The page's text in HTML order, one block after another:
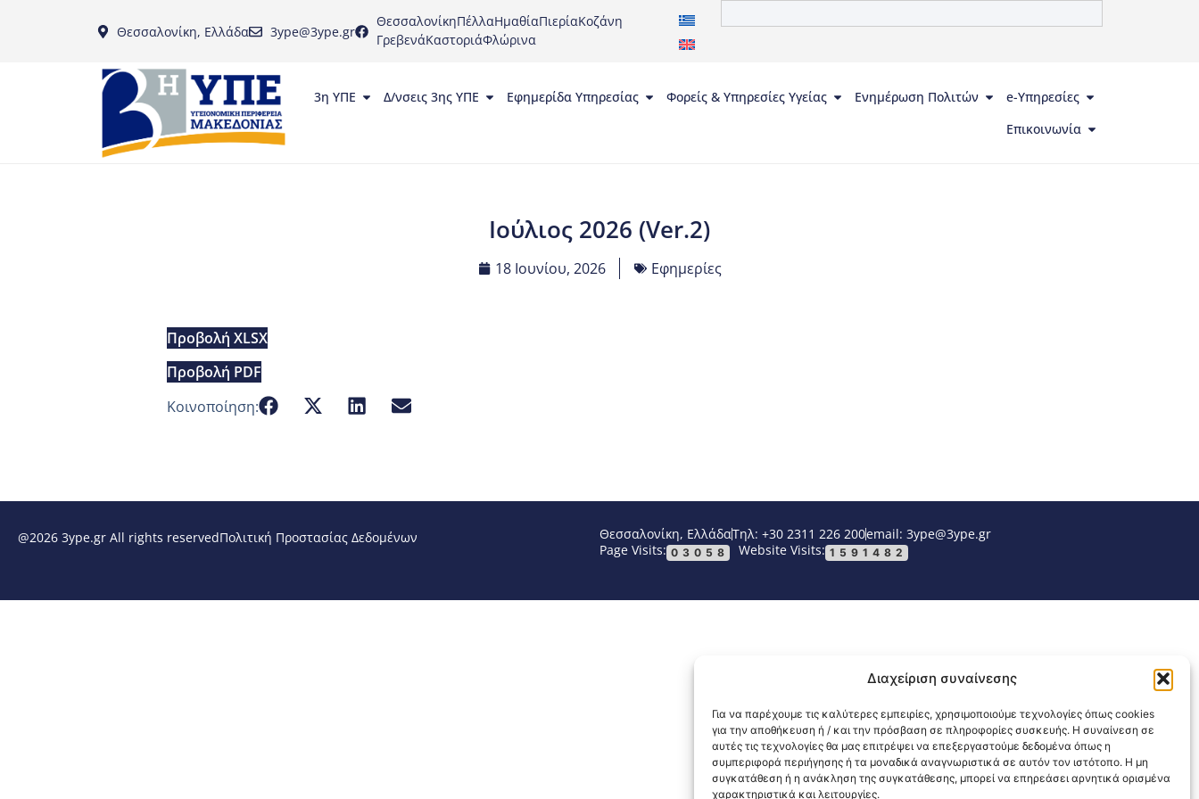
Διαχείριση συναίνεσης
Για να παρέχουμε τις καλύτερες εμπειρίες, χρησιμοποιούμε τεχνολογίες όπως cookies
για την αποθήκευση ή / και την πρόσβαση σε πληροφορίες συσκευής. Η συναίνεση σε
αυτές τις τεχνολογίες θα μας επιτρέψει να επεξεργαστούμε δεδομένα όπως η
συμπεριφορά περιήγησης ή τα μοναδικά αναγνωριστικά σε αυτόν τον ιστότοπο. Η μη
συγκατάθεση ή η ανάκληση της συγκατάθεσης, μπορεί να επηρεάσει αρνητικά ορισμένα
χαρακτηριστικά και λειτουργίες.
Θεσσαλονίκη, Ελλάδα 3ype@3ype.gr
ΘεσσαλονίκηΠέλλαΗμαθίαΠιερίαΚοζάνη
ΓρεβενάΚαστοριάΦλώρινα
3η ΥΠΕ Δ/νσεις 3ης ΥΠΕ Εφημερίδα Υπηρεσίας Φορείς & Υπηρεσίες Υγείας Ενημέρωση Πολιτών
e-Υπηρεσίες
Επικοινωνία
Ιούλιος 2026 (Ver.2)
18 Ιουνίου, 2026 Εφημερίες
Προβολή XLSX
Προβολή PDF
Κοινοποίηση:
@2026 3ype.gr All rights reservedΠολιτική Προστασίας Δεδομένων Θεσσαλονίκη, ΕλλάδαΤηλ: +30 2311 226 200email: 3ype@3ype.gr
Page Visits: 03058 Website Visits: 1591482